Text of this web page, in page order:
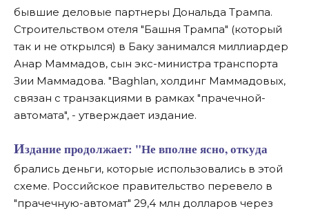
бывшие деловые партнеры Дональда Трампа.
Строительством отеля "Башня Трампа" (который
так и не открылся) в Баку занимался миллиардер
Анар Маммадов, сын экс-министра транспорта
Зии Маммадова. "Baghlan, холдинг Маммадовых,
связан с транзакциями в рамках "прачечной-
автомата", - утверждает издание.
Издание продолжает: "Не вполне ясно, откуда
брались деньги, которые использовались в этой
схеме. Российское правительство перевело в
"прачечную-автомат" 29,4 млн долларов через